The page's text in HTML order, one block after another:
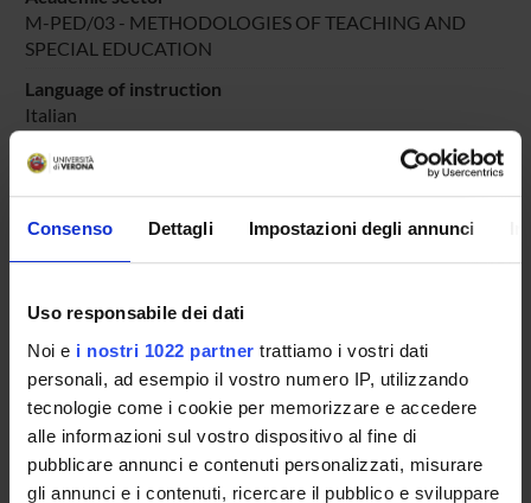
Consenso Dettagli Impostazioni degli annunci
Uso responsabile dei dati
Noi e i nostri 1022 partner trattiamo i vostri dati
personali, ad esempio il vostro numero IP, utilizzando
tecnologie come i cookie per memorizzare e accedere
alle informazioni sul vostro dispositivo al fine di
pubblicare annunci e contenuti personalizzati, misurare
gli annunci e i contenuti, ricercare il pubblico e sviluppare
M-PED/03 - METHODOLOGIES OF TEACHING AND
SPECIAL EDUCATION
Language of instruction
Italian
Period
didattico
Course news
Go to lesson schedule